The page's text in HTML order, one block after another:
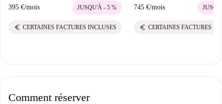
395 €/mois JUSQU'À - 5 %
euro CERTAINES FACTURES INCLUSES
745 €/mois
euro CERTAINES FACTURES
Comment réserver